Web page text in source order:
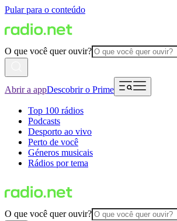
Pular para o conteúdo
O que você quer ouvir?
Abrir a appDescobrir o Prime
Top 100 rádios
Podcasts
Desporto ao vivo
Perto de você
Géneros musicais
Rádios por tema
O que você quer ouvir?